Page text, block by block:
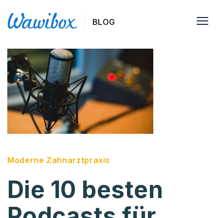
BLOG
Moderne Zahnarztpraxis
Die 10 besten